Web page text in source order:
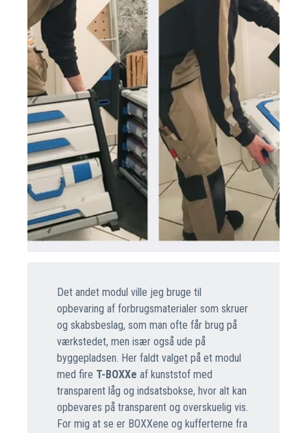
Det andet modul ville jeg bruge til
opbevaring af forbrugsmaterialer som skruer
og skabsbeslag, som man ofte får brug på
værkstedet, men især også ude på
byggepladsen. Her faldt valget på et modul
med fire T-BOXXe af kunststof med
transparent låg og indsatsbokse, hvor alt kan
opbevares på transparent og overskuelig vis.
For mig at se er BOXXene og kufferterne fra